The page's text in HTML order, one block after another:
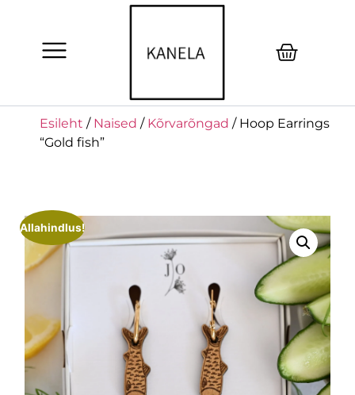
Esileht / Naised / Kõrvarõngad / Hoop Earrings
“Gold fish”
Allahindlus!